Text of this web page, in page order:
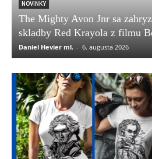
NOVINKY
The Mighty Avon Jnr sa
skladby Red Krayola z filmu
Daniel Hevier ml. - 6. augusta 2026